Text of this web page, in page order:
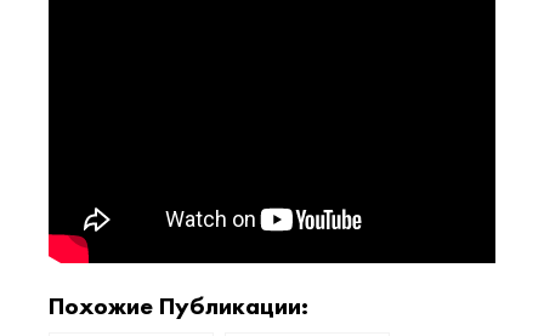
Похожие Публикации: